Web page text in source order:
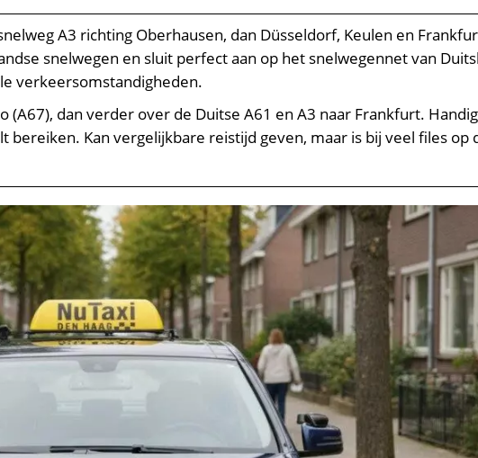
A3 richting Oberhausen, dan Düsseldorf, Keulen en
snelwegen en sluit perfect aan op het snelwegennet van
verkeersomstandigheden.
(A67), dan verder over de Duitse A61 en A3 naar Frankfurt.
Kan vergelijkbare reistijd geven, maar is bij veel files op